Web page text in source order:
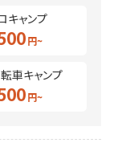
キャンプ
車キャンプ